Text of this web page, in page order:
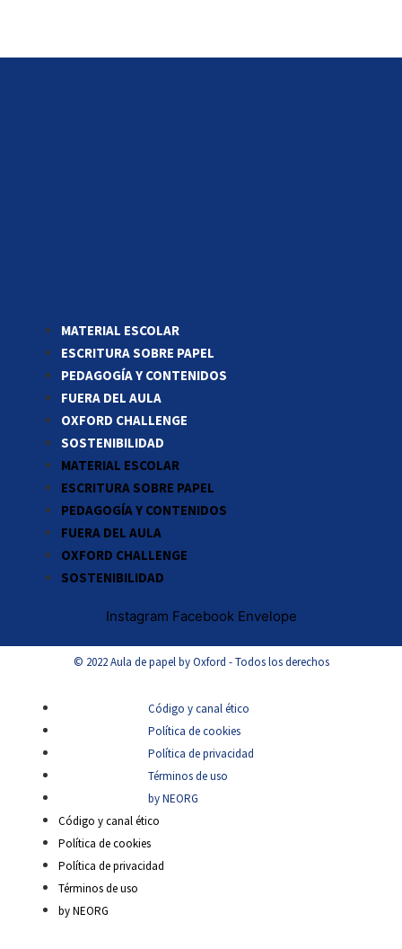
MATERIAL ESCOLAR
ESCRITURA SOBRE PAPEL
PEDAGOGÍA Y CONTENIDOS
FUERA DEL AULA
OXFORD CHALLENGE
SOSTENIBILIDAD
MATERIAL ESCOLAR
ESCRITURA SOBRE PAPEL
PEDAGOGÍA Y CONTENIDOS
FUERA DEL AULA
OXFORD CHALLENGE
SOSTENIBILIDAD
Instagram Facebook Envelope
© 2022 Aula de papel by Oxford - Todos los derechos
Código y canal ético
Política de cookies
Política de privacidad
Términos de uso
by NEORG
Código y canal ético
Política de cookies
Política de privacidad
Términos de uso
by NEORG